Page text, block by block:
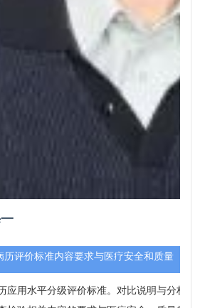
历评价标准内容要求与医疗安全和质量
应用水平分级评价标准。对比说明与分析评